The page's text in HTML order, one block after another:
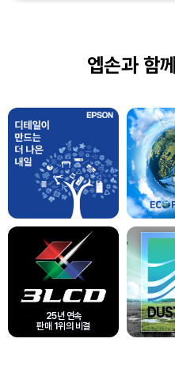
엡손과 함
25년 연속
판매 1위의 비결